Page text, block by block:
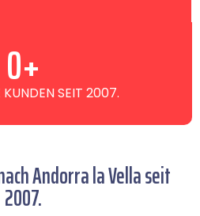
KUNDEN SEIT 2007.
0+
Andorra la Vella seit
2007.